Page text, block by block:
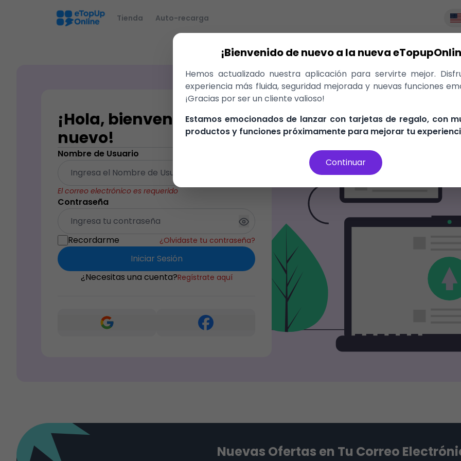
Tienda Auto-recarga
¡Hola, bienvenido de
nuevo!
Nombre de Usuario
El correo electrónico es requerido
Contraseña
Recordarme ¿Olvidaste tu contraseña?
Iniciar Sesión
¿Necesitas una cuenta?Regístrate aquí
Nuevas Ofertas en Tu Correo
¡Bienvenido de nuevo a la nueva
Hemos actualizado nuestra aplicación para servirte mejor.
experiencia más fluida, seguridad mejorada y nuevas funciones
¡Gracias por ser un cliente valioso!
Estamos emocionados de lanzar con tarjetas de regalo, con
productos y funciones próximamente para mejorar tu
Continuar